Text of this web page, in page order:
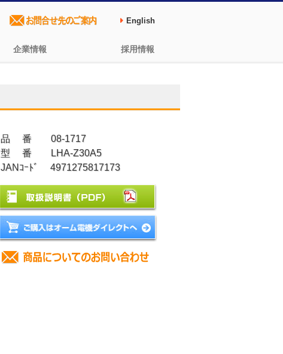
企業情報 採用情報
English
品 番 08-1717
型 番 LHA-Z30A5
JANｺｰﾄﾞ 4971275817173